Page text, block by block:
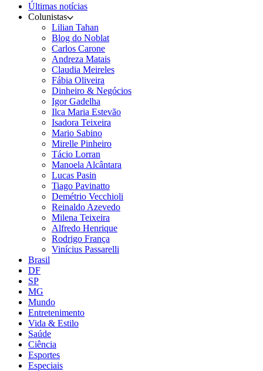
Últimas notícias
Colunistas
Lilian Tahan
Blog do Noblat
Carlos Carone
Andreza Matais
Claudia Meireles
Fábia Oliveira
Dinheiro & Negócios
Igor Gadelha
Ilca Maria Estevão
Isadora Teixeira
Mario Sabino
Mirelle Pinheiro
Tácio Lorran
Manoela Alcântara
Lucas Pasin
Tiago Pavinatto
Demétrio Vecchioli
Reinaldo Azevedo
Milena Teixeira
Alfredo Henrique
Rodrigo França
Vinícius Passarelli
Brasil
DF
SP
MG
Mundo
Entretenimento
Vida & Estilo
Saúde
Ciência
Esportes
Especiais